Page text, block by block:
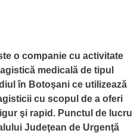
o companie cu activitate
medicală de tipul
în Botoşani ce utilizează
cu scopul de a oferi
şi rapid. Punctul de lucru
Judeţean de Urgenţă